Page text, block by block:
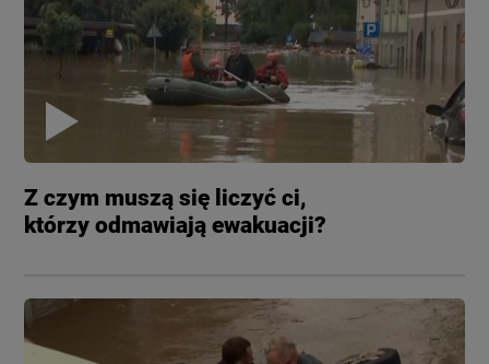
Z czym muszą się liczyć ci,
którzy odmawiają ewakuacji?